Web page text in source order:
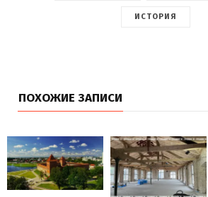
ИСТОРИЯ
ПОХОЖИЕ ЗАПИСИ